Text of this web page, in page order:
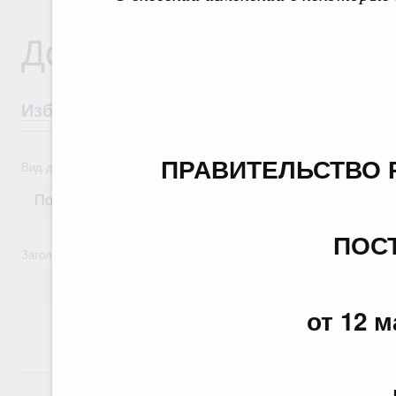
от 12
Документы
Избранные документы со справками к
Вид документа
Заголовок или текст документа